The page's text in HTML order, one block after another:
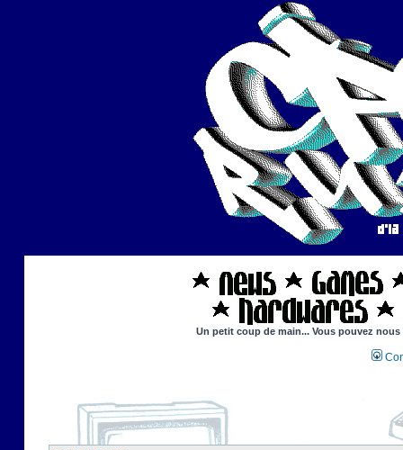
Un petit coup de main... Vous pouvez